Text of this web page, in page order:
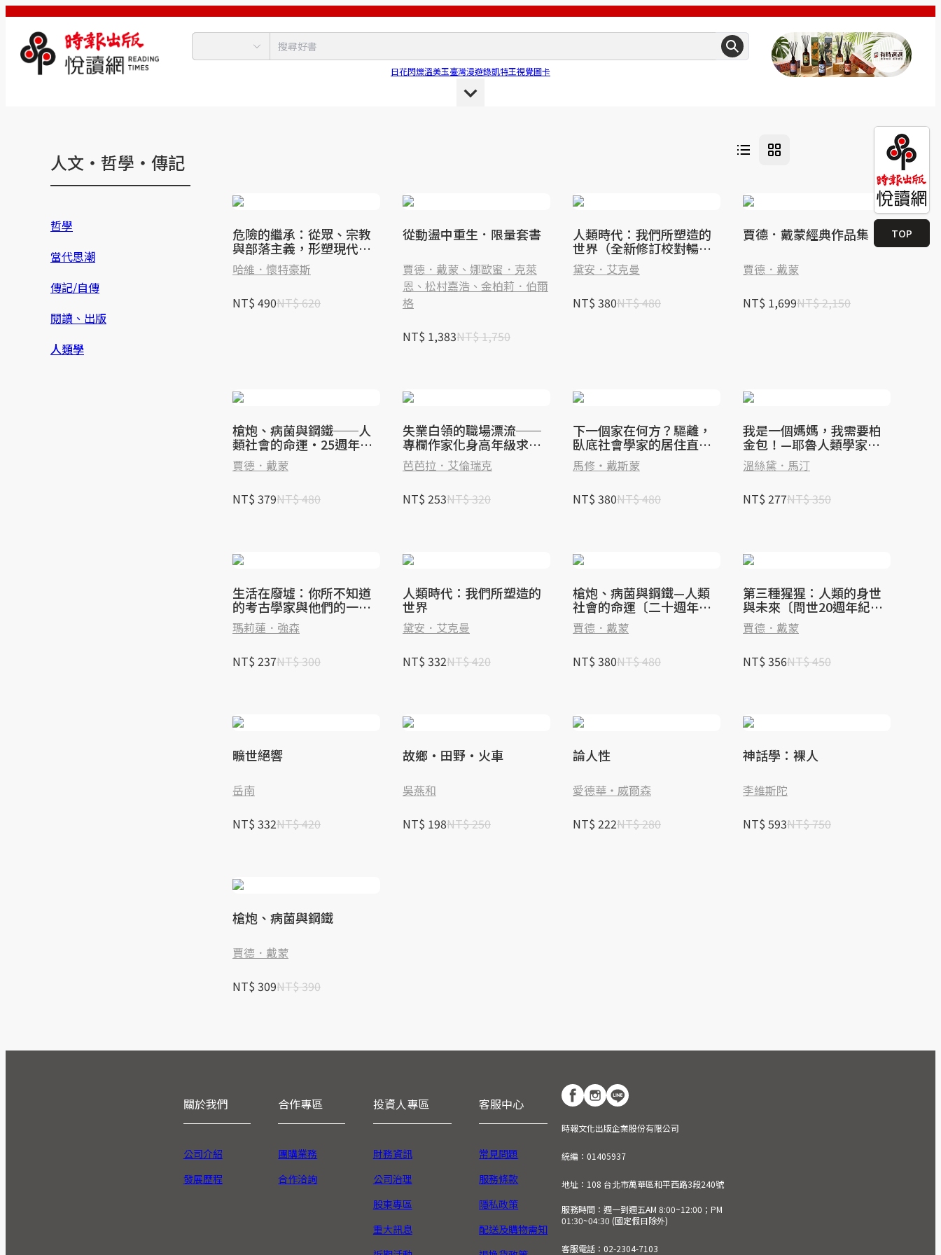
日花閃爍溫美玉臺灣漫遊錄凱特王視覺圖卡
TOP
人文‧哲學‧傳記
哲學
當代思潮
傳記/自傳
閱讀、出版
人類學
危險的繼承：從眾、宗教
與部落主義，形塑現代世
界的人性起源
哈維．懷特豪斯
NT$ 490NT$ 620
從動盪中重生．限量套書
賈德．戴蒙、娜歐蜜．克萊
恩、松村嘉浩、金柏莉．伯爾
格
NT$ 1,383NT$ 1,750
人類時代：我們所塑造的
世界（全新修訂校對暢銷
新版，吳明益推薦導讀）
黛安．艾克曼
NT$ 380NT$ 480
賈德．戴蒙經典作品集
賈德．戴蒙
NT$ 1,699NT$ 2,150
槍炮、病菌與鋼鐵──人
類社會的命運‧25週年暢
銷紀念版
賈德．戴蒙
NT$ 379NT$ 480
失業白領的職場漂流──
專欄作家化身高年級求職
生的臥底觀察〔10週年新
版〕
芭芭拉．艾倫瑞克
NT$ 253NT$ 320
下一個家在何方？驅離，
臥底社會學家的居住直擊
報告
馬修‧戴斯蒙
NT$ 380NT$ 480
我是一個媽媽，我需要柏
金包！—耶魯人類學家的
曼哈頓上東區臥底觀察
溫絲黛．馬汀
NT$ 277NT$ 350
生活在廢墟：你所不知道
的考古學家與他們的一百
種生活
瑪莉蓮．強森
NT$ 237NT$ 300
人類時代：我們所塑造的
世界
黛安．艾克曼
NT$ 332NT$ 420
槍炮、病菌與鋼鐵—人類
社會的命運〔二十週年典
藏紀念版〕
賈德．戴蒙
NT$ 380NT$ 480
第三種猩猩：人類的身世
與未來〔問世20週年紀念
版〕
賈德．戴蒙
NT$ 356NT$ 450
曠世絕響
岳南
NT$ 332NT$ 420
故鄉‧田野‧火車
吳燕和
NT$ 198NT$ 250
論人性
愛德華‧威爾森
NT$ 222NT$ 280
神話學：裸人
李維斯陀
NT$ 593NT$ 750
槍炮、病菌與鋼鐵
賈德．戴蒙
NT$ 309NT$ 390
關於我們
公司介紹
發展歷程
合作專區
團購業務
合作洽詢
投資人專區
財務資訊
公司治理
股東專區
重大訊息
客服中心
常見問題
服務條款
隱私政策
配送及購物需知
時報文化出版企業股份有限公司
統編：01405937
地址：108 台北市萬華區和平西路3段240號
服務時間：週一到週五AM 8:00~12:00；PM
01:30~04:30 (國定假日除外)
客服電話：02-2304-7103